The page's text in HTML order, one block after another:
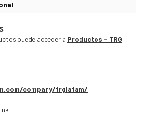
puede acceder a Productos – TRG
company/trglatam/